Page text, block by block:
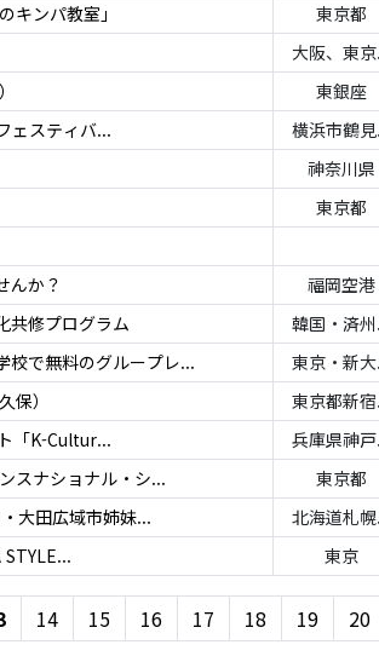
キンパ教室」
東京都
大阪、東
東銀座
ェスティバ...
横浜市鶴
神奈川県
東京都
んか？
福岡空港
共修プログラム
韓国・済
校で無料のグループレ...
東京・新
保）
東京都新
「K-Cultur...
兵庫県神
スナショナル・シ...
東京都
大田広域市姉妹...
北海道札
東京
14 15 16 17 18 19 20